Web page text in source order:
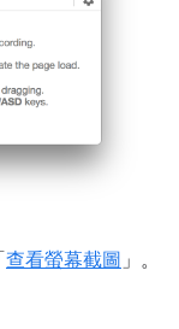
查看螢幕截圖 」。